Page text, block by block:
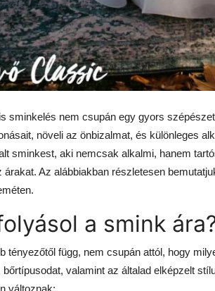
sminkelés nem csupán egy gyors
növeli az önbizalmat, és különleges
sminkest, aki nemcsak alkalmi, hanem
árakat. Az alábbiakban részletesen
a smink
tényezőtől függ, nem csupán attól, hogy
valamint az általad elképzelt
változnak: